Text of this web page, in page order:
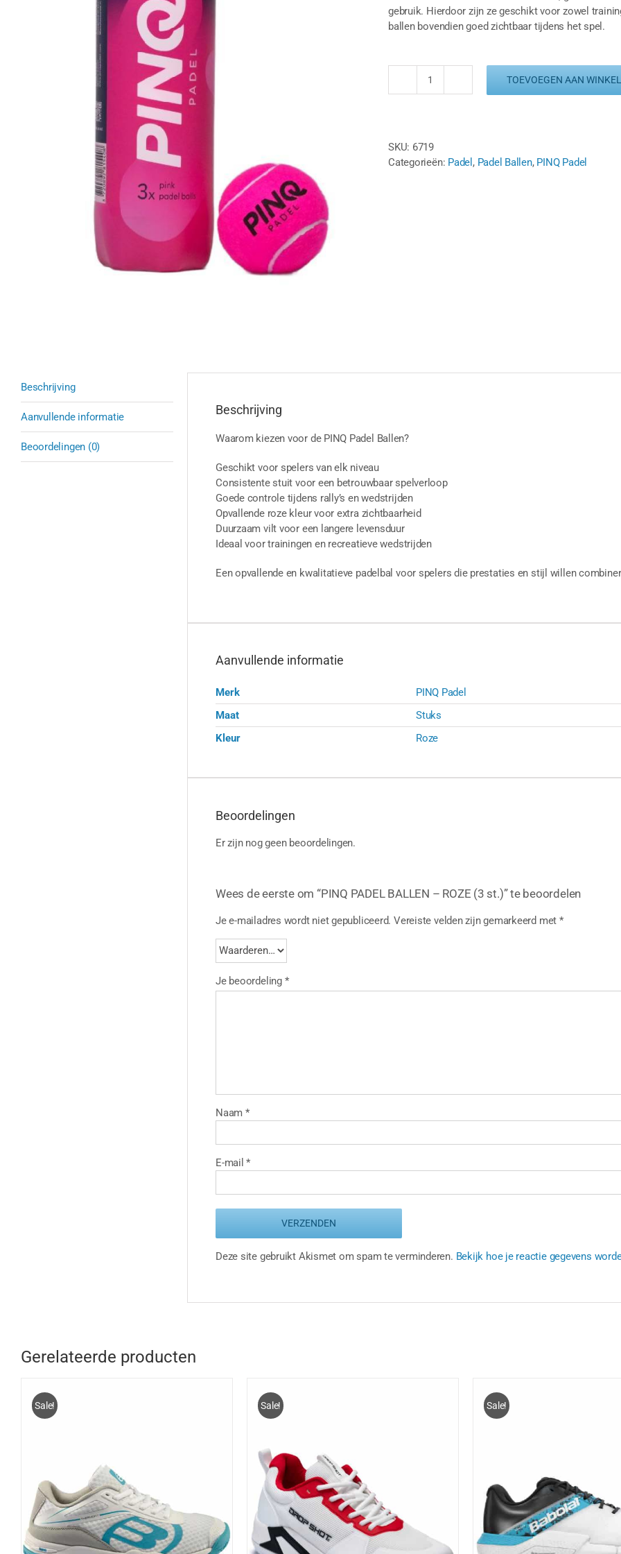
gebruik. Hierdoor zijn ze geschikt voor zowel
ballen bovendien goed zichtbaar tijdens het spel.
PINQ
ROZE
(3
TOEVOEGEN AAN
SKU: 6719
Categorieën: Padel , Padel Ballen, PINQ Padel
Beschrijving
Aanvullende informatie
Beoordelingen (0)
Beschrijving
Waarom kiezen voor de PINQ Padel Ballen?
Geschikt voor spelers van elk niveau
Consistente stuit voor een betrouwbaar spelverloop
Goede controle tijdens rally’s en wedstrijden
Opvallende roze kleur voor extra zichtbaarheid
Duurzaam vilt voor een langere levensduur
Ideaal voor trainingen en recreatieve wedstrijden
Een opvallende en kwalitatieve padelbal voor spelers die prestaties en stijl willen
Aanvullende informatie
Merk
PINQ Padel
Maat
Stuks
Kleur
Roze
Beoordelingen
Er zijn nog geen beoordelingen.
Wees de eerste om “PINQ PADEL BALLEN – ROZE (3 st.)” te beoordelen
Je e-mailadres wordt niet gepubliceerd. Vereiste velden zijn gemarkeerd met *
Je beoordeling *
Naam *
E-mail*
Deze site gebruikt Akismet om spam te verminderen. Bekijk hoe je reactie gegevens
Gerelateerde producten
Sale! Sale!
OPTIES SELECTERENDIT
PRODUCT
HEEFT
/ DETAILS
Sale!
OPTIES SELECTERENDIT
PRODUCT
/ DETAILS OPTIES SELECTEREN